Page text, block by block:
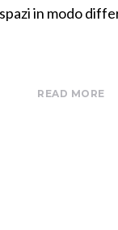
in modo
READ MORE